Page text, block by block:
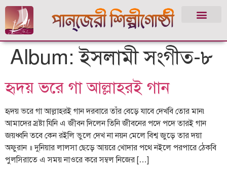
Album:ইসলামী সংগীত-৮
হৃদয় ভরে গা আল্লাহরই গান
হৃদয় ভরে গা আল্লাহরই গান দরবারে তাঁর বেড়ে যাবে দেখবি তোর মান৷
আমাদের স্রষ্টা যিনি এ জীবন দিলেন তিনি জীবনের পদে পদে তারই গান
জয়ধ্বনি তবে কেন রইলি ভুলে দেখ না নয়ন মেলে বিশ্ব জুড়ে তার দয়া
অফুরান ॥ দুনিয়ার লালসা ছেড়ে আয়রে খোদার পথে নইলে পরপারে ঠেকবি
পুলসিরাতে এ সময় নাওরে করে সম্বল নিজের […]